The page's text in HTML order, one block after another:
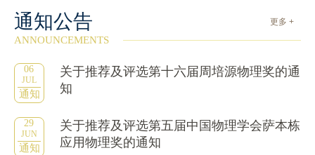
通知公告 更多 +
ANNOUNCEMENTS
06
JUL
通知
关于推荐及评选第十六届周培源物理奖的通
知
29
JUN
通知
关于推荐及评选第五届中国物理学会萨本栋
应用物理奖的通知